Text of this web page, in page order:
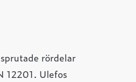
rördelar
12201. Ulefos